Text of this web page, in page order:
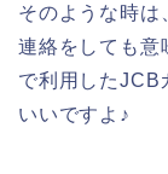
そのような時は
連絡をしても意
で利用したJCB
いいですよ♪